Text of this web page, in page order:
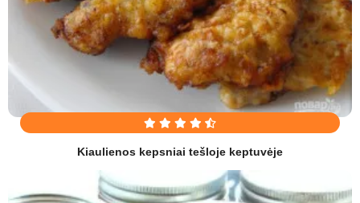
Kiaulienos kepsniai tešloje keptuvėje